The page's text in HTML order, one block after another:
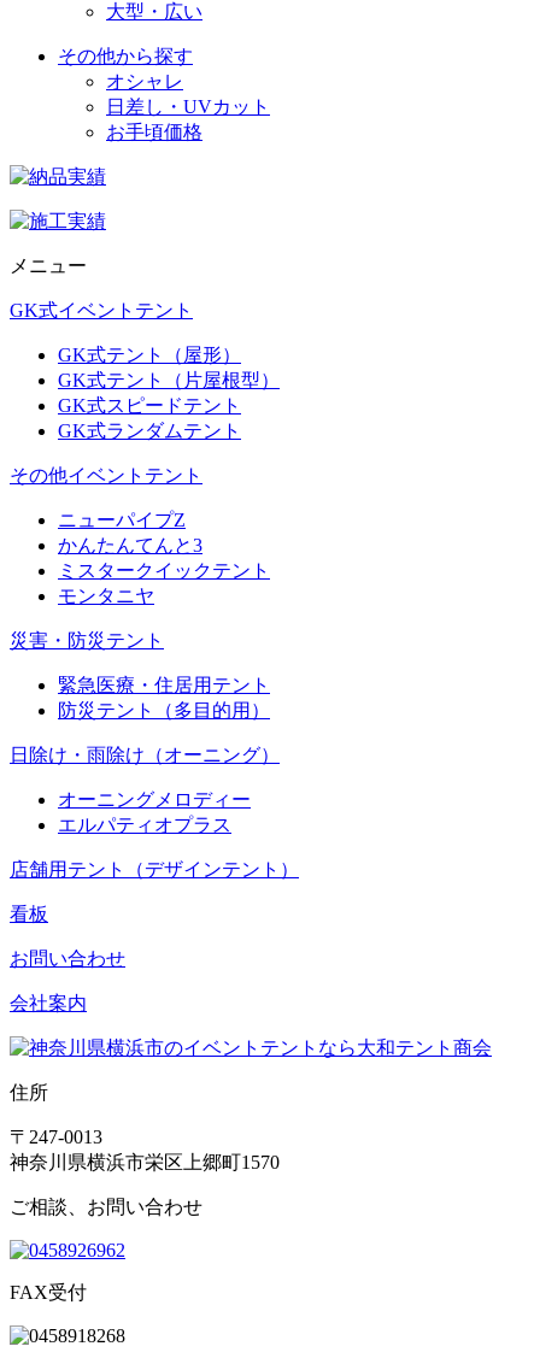
大型・広い
その他から探す
オシャレ
日差し・UVカット
お手頃価格
メニュー
GK式イベントテント
GK式テント（屋形）
GK式テント（片屋根型）
GK式スピードテント
GK式ランダムテント
その他イベントテント
ニューパイプZ
かんたんてんと3
ミスタークイックテント
モンタニヤ
災害・防災テント
緊急医療・住居用テント
防災テント（多目的用）
日除け・雨除け（オーニング）
オーニングメロディー
エルパティオプラス
店舗用テント（デザインテント）
看板
お問い合わせ
会社案内
住所
〒247-0013
神奈川県横浜市栄区上郷町1570
ご相談、お問い合わせ
FAX受付